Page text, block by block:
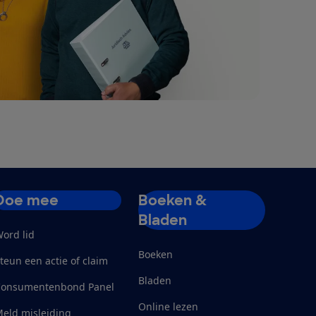
mee
lid
een actie of claim
Panel
misleiding
Boeken &
Bladen
Boeken
Bladen
Online lezen